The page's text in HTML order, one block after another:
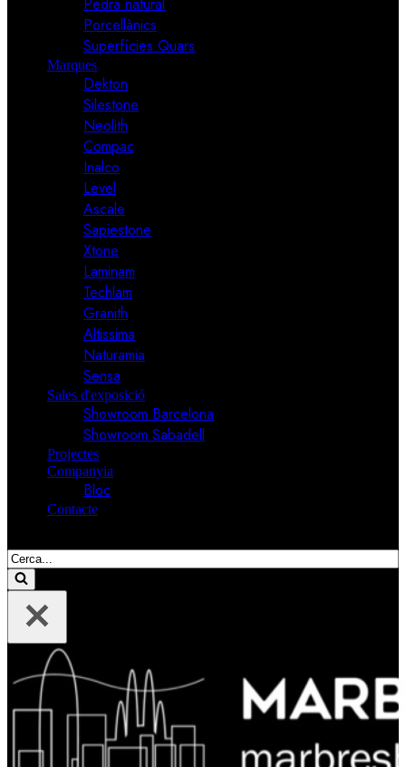
Porcellànics
Superfícies Quars
Marques
Dekton
Silestone
Neolith
Compac
Inalco
Level
Ascale
Sapiestone
Xtone
Laminam
Techlam
Granith
Altissima
Naturamia
Sensa
Sales d'exposició
Showroom Barcelona
Showroom Sabadell
Projectes
Companyia
Bloc
Contacte
Cerca....